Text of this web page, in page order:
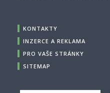
KONTAKTY
INZERCE A REKLAMA
PRO VAŠE STRÁNKY
SITEMAP